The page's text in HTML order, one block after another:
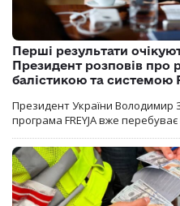
Перші результати
Президент розповів про
балістикою та системою
Президент України Володимир
програма FREYJA вже перебуває